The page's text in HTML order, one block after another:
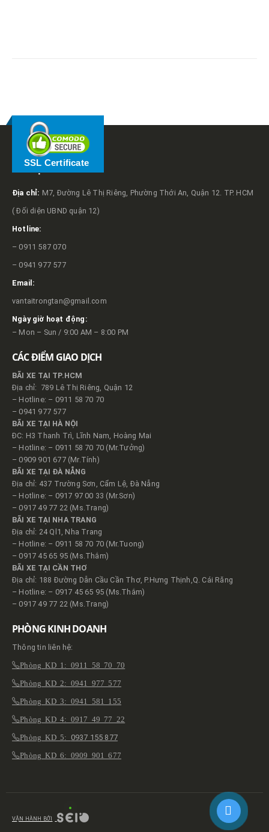
SSL Certificate
VỀ TRỌNG TẤN
Địa chỉ: M7, Đường Lê Thị Riêng, Phường Thới An, Quận 12. TP. HCM
( Đối diện UBND quận 12)
Hotline:
– 0911 587 070
– 0941 977 577
Email:
vantaitrongtan@gmail.com
Ngày giờ hoạt động:
– Mon – Sun / 9:00 AM – 8:00 PM
CÁC ĐIỂM GIAO DỊCH
BÃI XE TẠI TP.HCM
Địa chỉ: 789 Lê Thị Riêng, Quận 12
– Hotline: – 0911 58 70 70
– 0941 977 577
BÃI XE TẠI HÀ NỘI
ĐC: H3 Thanh Trì, Lĩnh Nam, Hoàng Mai
– Hotline: – 0911 58 70 70 (Mr.Tưởng)
– 0909 901 677 (Mr.Tính)
BÃI XE TẠI ĐÀ NẴNG
Địa chỉ: 437 Trường Sơn, Cẩm Lệ, Đà Nẵng
– Hotline: – 0917 97 00 33 (Mr.Sơn)
– 0917 49 77 22 (Ms.Trang)
BÃI XE TẠI NHA TRANG
Địa chỉ: 24 Ql1, Nha Trang
– Hotline: – 0911 58 70 70 (Mr.Tuong)
– 0917 45 65 95 (Ms.Thắm)
BÃI XE TẠI CẦN THƠ
Địa chỉ: 188 Đường Dẫn Cầu Cần Thơ, P.Hưng Thịnh,Q. Cái Răng
– Hotline: – 0917 45 65 95 (Ms.Thắm)
– 0917 49 77 22 (Ms.Trang)
PHÒNG KINH DOANH
Thông tin liên hệ:
Phòng KD 1: 0911 58 70 70
Phòng KD 2: 0941 977 577
Phòng KD 3: 0941 581 155
Phòng KD 4: 0917 49 77 22
Phòng KD 5: 0937 155 877
Phòng KD 6: 0909 901 677
VẬN HÀNH BỞI